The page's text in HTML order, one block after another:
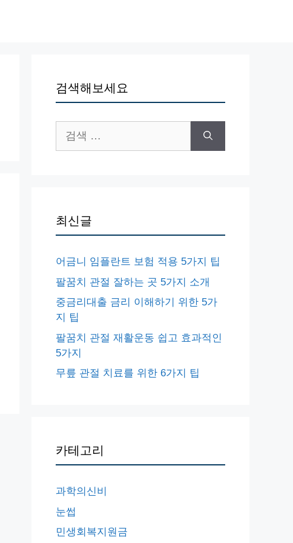
검색해보세요
색:
최신글
어금니 임플란트 보험 적용 5가지 팁
팔꿈치 관절 잘하는 곳 5가지 소개
중금리대출 금리 이해하기 위한 5가
지 팁
팔꿈치 관절 재활운동 쉽고 효과적인
5가지
무릎 관절 치료를 위한 6가지 팁
카테고리
과학의신비
눈썹
민생회복지원금